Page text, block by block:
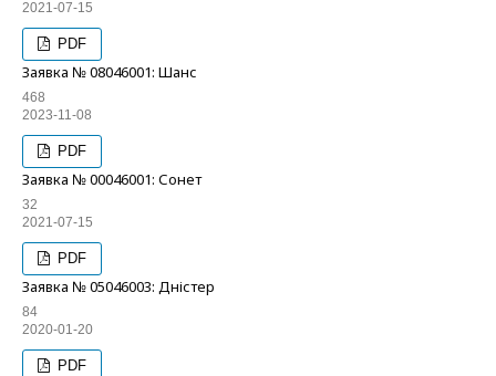
2021-07-15
PDF
Заявка № 08046001: Шанс
468
2023-11-08
PDF
Заявка № 00046001: Сонет
32
2021-07-15
PDF
Заявка № 05046003: Дністер
84
2020-01-20
PDF